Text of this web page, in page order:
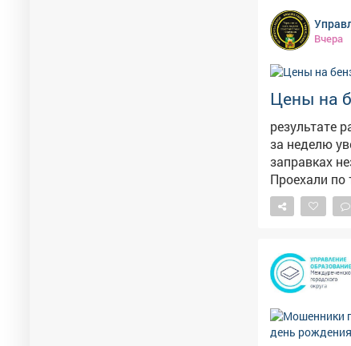
ливней эта
страдает от тяжести снега.
также
Вчера
Цены на
результате
за неделю
заправках
Проехали по